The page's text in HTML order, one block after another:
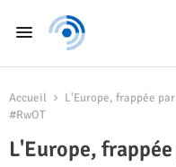
Accueil
L'Europe, frappée
#RwOT
L'Europe,